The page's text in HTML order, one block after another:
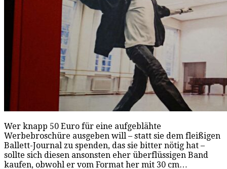
Wer knapp 50 Euro für eine aufgeblähte
Werbebroschüre ausgeben will – statt sie dem fleißigen
Ballett-Journal zu spenden, das sie bitter nötig hat –
sollte sich diesen ansonsten eher überflüssigen Band
kaufen, obwohl er vom Format her mit 30 cm…